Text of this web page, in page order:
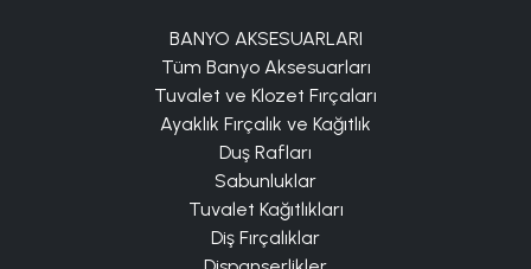
BANYO AKSESUARLARI
Tüm Banyo Aksesuarları
Tuvalet ve Klozet Fırçaları
Ayaklık Fırçalık ve Kağıtlık
Duş Rafları
Sabunluklar
Tuvalet Kağıtlıkları
Diş Fırçalıklar